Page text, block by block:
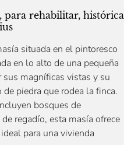
para rehabilitar, histórica
situada en el pintoresco
en lo alto de una pequeña
magníficas vistas y su
piedra que rodea la finca.
bosques de
regadío, esta masía ofrece
para una vivienda